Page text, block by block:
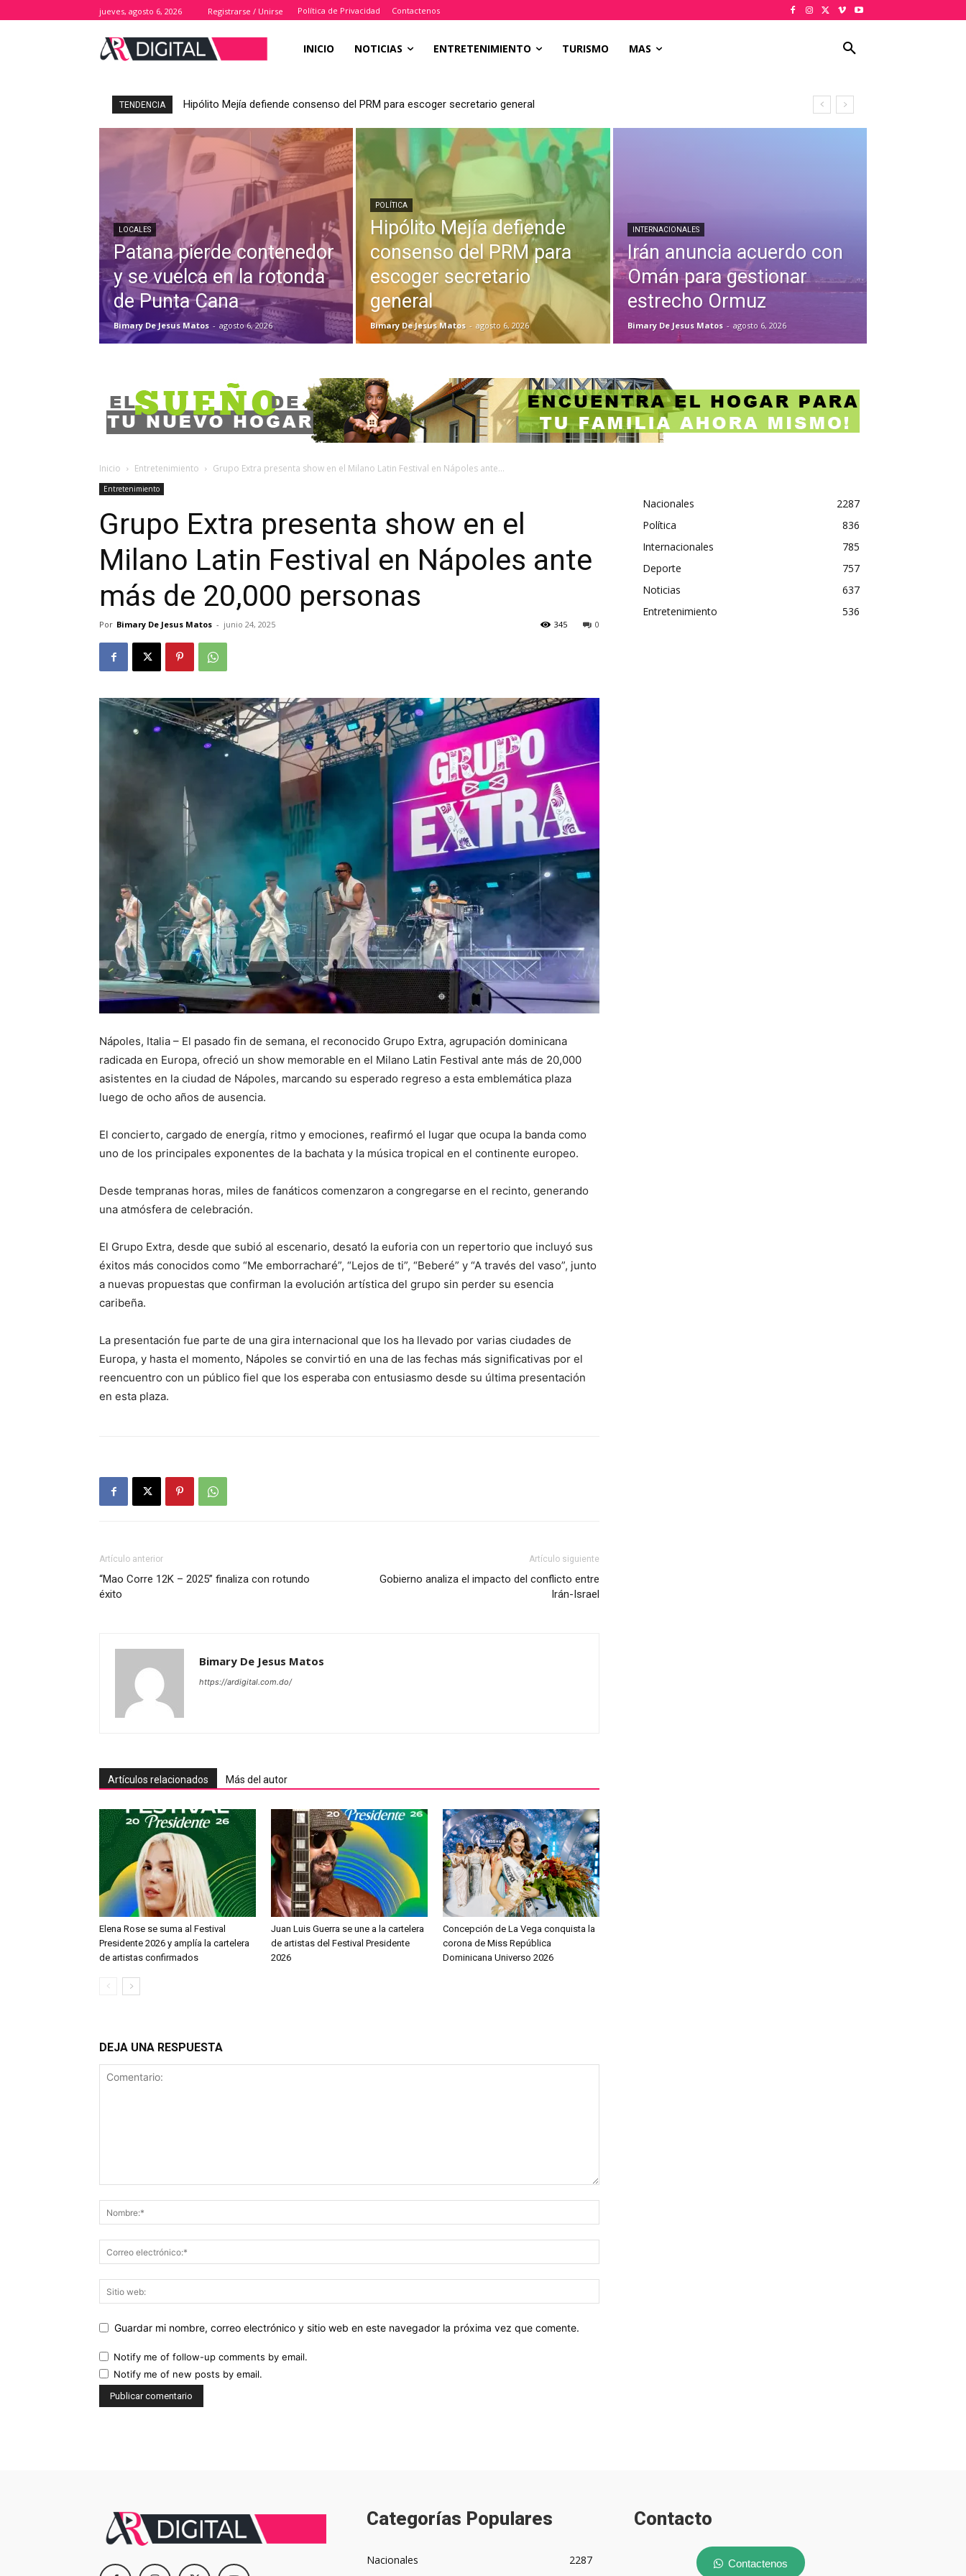
jueves, agosto 6, 2026 Registrarse / Unirse Política de Privacidad Contactenos
INICIO NOTICIAS ENTRETENIMIENTO TURISMO MAS
TENDENCIA Hipólito Mejía defiende consenso del PRM para escoger secretario general
LOCALES
Patana pierde contenedor
y se vuelca en la rotonda
de Punta Cana
Bimary De Jesus Matos - agosto 6, 2026
POLÍTICA
Hipólito Mejía defiende
consenso del PRM para
escoger secretario
general
Bimary De Jesus Matos - agosto 6, 2026
INTERNACIONALES
Irán anuncia acuerdo con
Omán para gestionar
estrecho Ormuz
Bimary De Jesus Matos - agosto 6, 2026
Inicio Entretenimiento Grupo Extra presenta show en el Milano Latin Festival en Nápoles ante...
Entretenimiento
Grupo Extra presenta show en el
Milano Latin Festival en Nápoles ante
más de 20,000 personas
Por Bimary De Jesus Matos - junio 24, 2025 0
345
Nápoles, Italia – El pasado fin de semana, el reconocido Grupo Extra, agrupación dominicana
radicada en Europa, ofreció un show memorable en el Milano Latin Festival ante más de 20,000
asistentes en la ciudad de Nápoles, marcando su esperado regreso a esta emblemática plaza
luego de ocho años de ausencia.
El concierto, cargado de energía, ritmo y emociones, reafirmó el lugar que ocupa la banda como
uno de los principales exponentes de la bachata y la música tropical en el continente europeo.
Desde tempranas horas, miles de fanáticos comenzaron a congregarse en el recinto, generando
una atmósfera de celebración.
El Grupo Extra, desde que subió al escenario, desató la euforia con un repertorio que incluyó sus
éxitos más conocidos como “Me emborracharé”, “Lejos de ti”, “Beberé” y “A través del vaso”, junto
a nuevas propuestas que confirman la evolución artística del grupo sin perder su esencia
caribeña.
La presentación fue parte de una gira internacional que los ha llevado por varias ciudades de
Europa, y hasta el momento, Nápoles se convirtió en una de las fechas más significativas por el
reencuentro con un público fiel que los esperaba con entusiasmo desde su última presentación
en esta plaza.
Artículo anterior
“Mao Corre 12K – 2025” finaliza con rotundo
éxito
Artículo siguiente
Gobierno analiza el impacto del conflicto entre
Irán-Israel
Bimary De Jesus Matos
https://ardigital.com.do/
Artículos relacionados Más del autor
Elena Rose se suma al Festival
Presidente 2026 y amplía la cartelera
de artistas confirmados
Juan Luis Guerra se une a la cartelera
de artistas del Festival Presidente
2026
Concepción de La Vega conquista la
corona de Miss República
Dominicana Universo 2026
DEJA UNA RESPUESTA
Guardar mi nombre, correo electrónico y sitio web en este navegador la próxima vez que comente.
Notify me of follow-up comments by email.
Notify me of new posts by email.
Nacionales
2287
Política
836
Internacionales
785
Deporte
757
Noticias
637
Entretenimiento
536
Categorías Populares
Nacionales
2287
Contacto
Contactenos